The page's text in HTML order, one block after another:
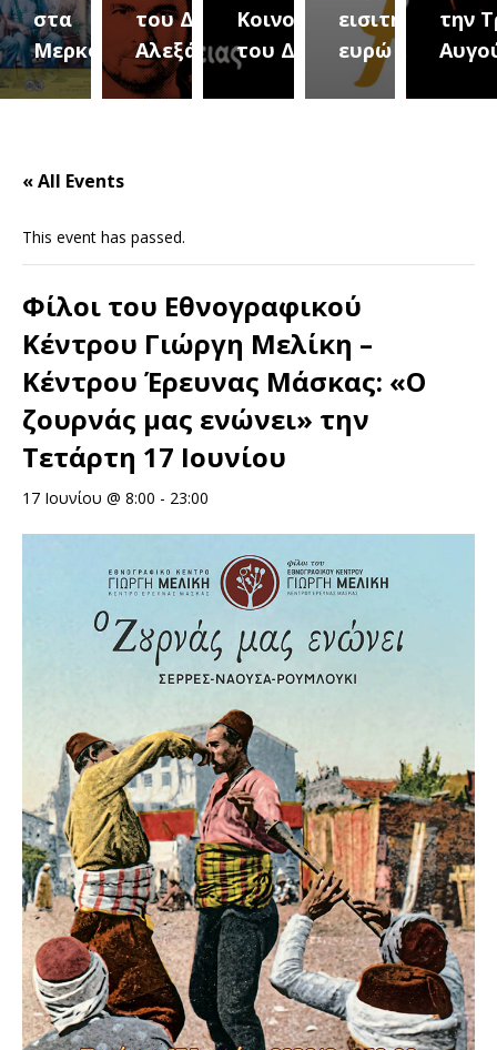
του Δήμου
Αλεξάνδρειας
Κοινοτήτων
του Δήμου
εισιτήριο 2
ευρώ
την Τρίτη 18
Αυγούστουτου
« All Events
This event has passed.
Φίλοι του Εθνογραφικού
Κέντρου Γιώργη Μελίκη –
Κέντρου Έρευνας Μάσκας: «Ο
ζουρνάς μας ενώνει» την
Τετάρτη 17 Ιουνίου
17 Ιουνίου @ 8:00 - 23:00